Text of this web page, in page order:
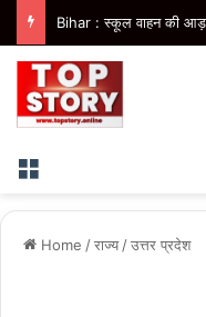
Menu
Home /राज्य /उत्तर प्रदेश